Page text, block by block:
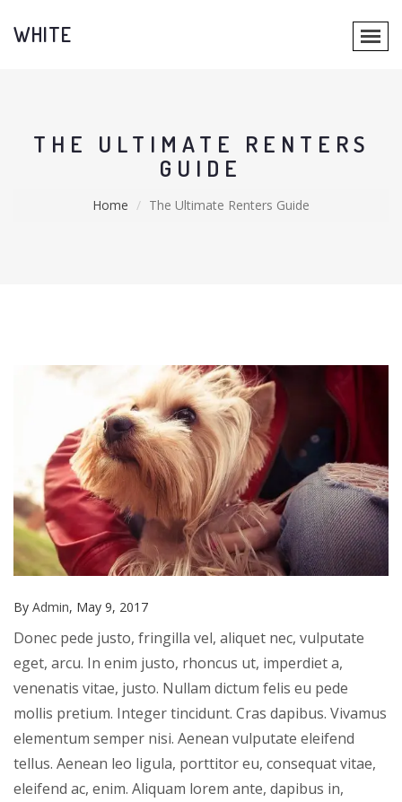
WHITE
THE ULTIMATE RENTERS
GUIDE
Home The Ultimate Renters Guide
By Admin, May 9, 2017
Donec pede justo, fringilla vel, aliquet nec, vulputate
eget, arcu. In enim justo, rhoncus ut, imperdiet a,
venenatis vitae, justo. Nullam dictum felis eu pede
mollis pretium. Integer tincidunt. Cras dapibus. Vivamus
elementum semper nisi. Aenean vulputate eleifend
tellus. Aenean leo ligula, porttitor eu, consequat vitae,
eleifend ac, enim. Aliquam lorem ante, dapibus in,